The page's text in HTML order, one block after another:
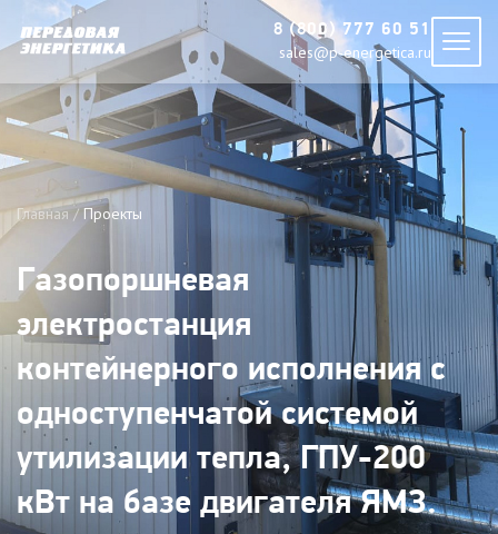
8 (800) 777 60 51
sales@p-energetica.ru
Главная Проекты
Газопоршневая
электростанция
контейнерного исполнения с
одноступенчатой системой
утилизации тепла, ГПУ-200
кВт на базе двигателя ЯМЗ.